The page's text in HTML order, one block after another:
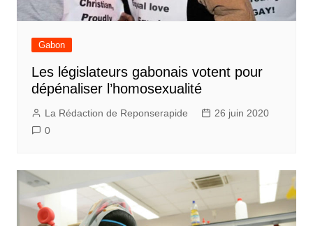
Gabon
Les législateurs gabonais votent pour
dépénaliser l’homosexualité
La Rédaction de Reponserapide
26 juin 2020
0